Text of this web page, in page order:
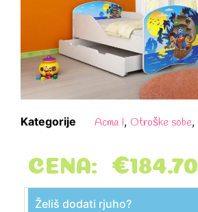
Kategorije Acma I, Otroške sobe,
CENA: €184.70
Želiš dodati rjuho?